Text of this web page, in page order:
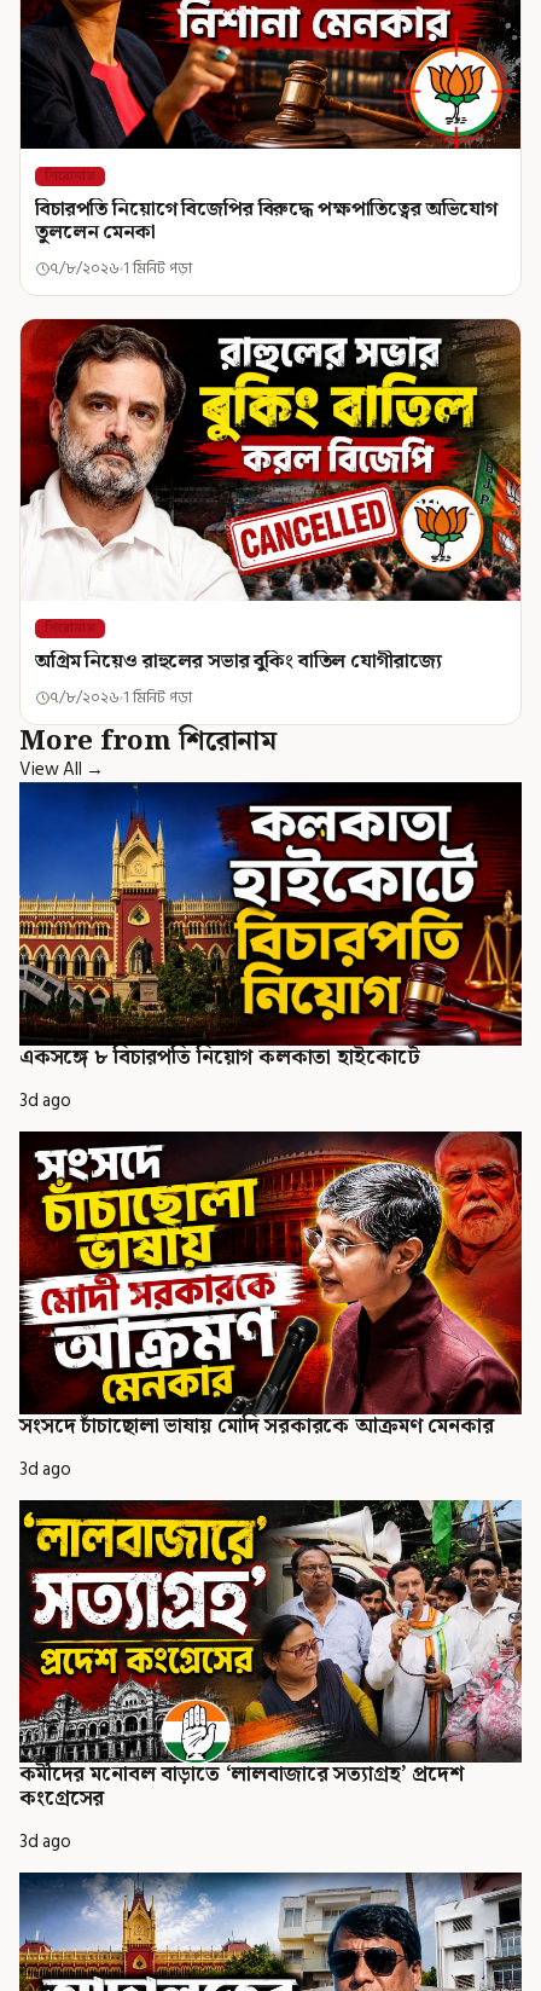
শিরোনাম
বিচারপতি নিয়োগে বিজেপির বিরুদ্ধে পক্ষপাতিত্বের অভিযোগ
তুললেন মেনকা
৭/৮/২০২৬ 1 মিনিট পড়া
শিরোনাম
অগ্রিম নিয়েও রাহুলের সভার বুকিং বাতিল যোগীরাজ্যে
৭/৮/২০২৬ 1 মিনিট পড়া
More from শিরোনাম
View All →
একসঙ্গে ৮ বিচারপতি নিয়োগ কলকাতা হাইকোর্টে
3d ago
সংসদে চাঁচাছোলা ভাষায় মোদি সরকারকে আক্রমণ মেনকার
3d ago
কর্মীদের মনোবল বাড়াতে ‘লালবাজারে সত্যাগ্রহ’ প্রদেশ
কংগ্রেসের
3d ago